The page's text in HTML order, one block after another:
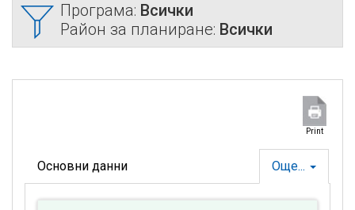
Програма: Всички
Район за планиране: Всички
Print
Още...
Основни данни